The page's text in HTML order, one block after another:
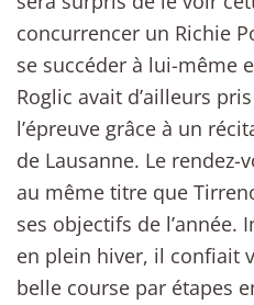
concurrencer un Richie
se succéder à lui-même
Roglic avait d’ailleurs
l’épreuve grâce à un
de Lausanne. Le
au même titre que
ses objectifs de l’année.
en plein hiver, il confiait
belle course par étapes